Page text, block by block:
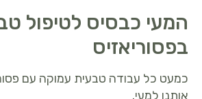
המעי כבסיס לטיפול
בפסוריאזיס
כמעט כל עבודה טבעית עמוקה עם
אותנו למעי.